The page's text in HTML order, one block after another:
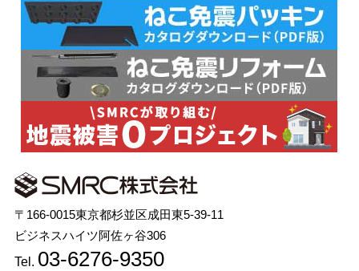
〒166-0015東京都杉並区成田東5-39-11
ビジネスハイツ阿佐ヶ谷306
Tel. 03-6276-9350